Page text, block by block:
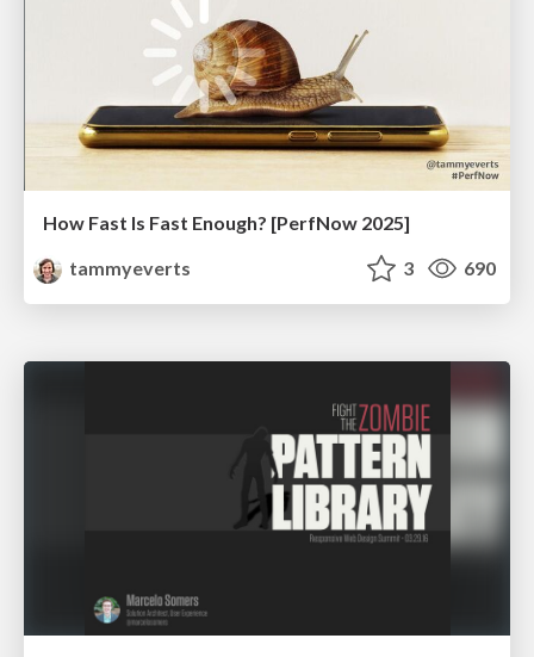
How Fast Is Fast Enough? [PerfNow 2025]
tammyeverts
3 690